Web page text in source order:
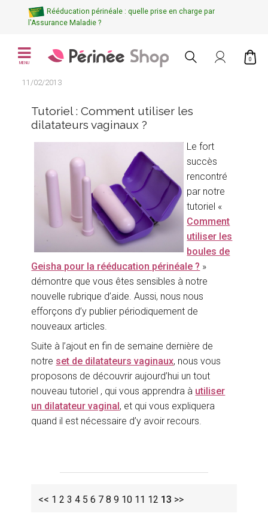
Rééducation périnéale : quelle prise en charge par
l'Assurance Maladie ?
MENU
0
11/02/2013
Tutoriel : Comment utiliser les
dilatateurs vaginaux ?
Le fort
succès
rencontré
par notre
tutoriel «
Comment
utiliser les
boules de
Geisha pour la rééducation périnéale ? »
démontre que vous êtes sensibles à notre
nouvelle rubrique d’aide. Aussi, nous nous
efforçons d’y publier périodiquement de
nouveaux articles.
Suite à l’ajout en fin de semaine dernière de
notre set de dilatateurs vaginaux, nous vous
proposons de découvrir aujourd’hui un tout
nouveau tutoriel , qui vous apprendra à utiliser
un dilatateur vaginal, et qui vous expliquera
quand il est nécessaire d’y avoir recours.
<< 1 2 3 4 5 6 7 8 9 10 11 12 13 >>